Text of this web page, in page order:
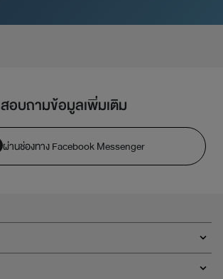
สอบถามข้อมูลเพิ่มเติม
ผ่านช่องทาง Facebook Messenger